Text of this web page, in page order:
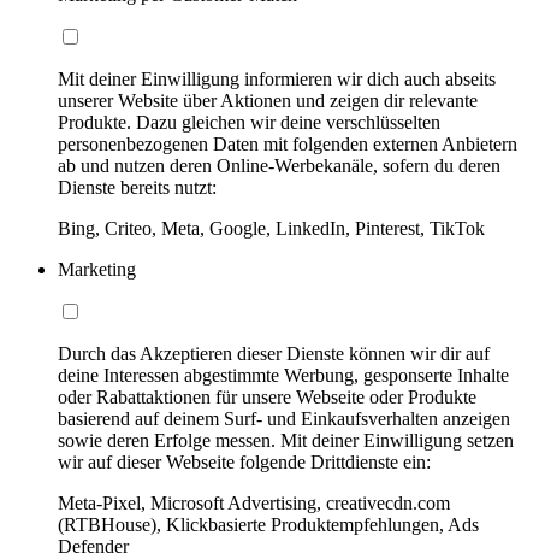
Mit deiner Einwilligung informieren wir dich auch abseits
unserer Website über Aktionen und zeigen dir relevante
Produkte. Dazu gleichen wir deine verschlüsselten
personenbezogenen Daten mit folgenden externen Anbietern
ab und nutzen deren Online-Werbekanäle, sofern du deren
Dienste bereits nutzt:
Bing, Criteo, Meta, Google, LinkedIn, Pinterest, TikTok
Marketing
Durch das Akzeptieren dieser Dienste können wir dir auf
deine Interessen abgestimmte Werbung, gesponserte Inhalte
oder Rabattaktionen für unsere Webseite oder Produkte
basierend auf deinem Surf- und Einkaufsverhalten anzeigen
sowie deren Erfolge messen. Mit deiner Einwilligung setzen
wir auf dieser Webseite folgende Drittdienste ein:
Meta-Pixel, Microsoft Advertising, creativecdn.com
(RTBHouse), Klickbasierte Produktempfehlungen, Ads
Defender